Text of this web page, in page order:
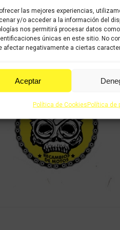
las mejores experiencias,
y/o acceder a la información del
nos permitirá procesar datos
únicas en este sitio. No
afectar negativamente a ciertas
Aceptar
Política de CookiesPolítica de